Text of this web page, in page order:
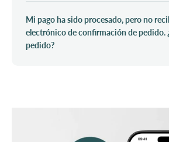
Mi pago ha sido procesado, pero no
electrónico de confirmación de pedido.
pedido?